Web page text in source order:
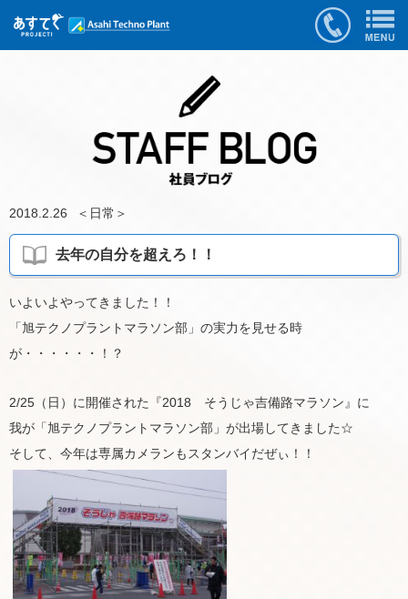
2018.2.26 ＜ 日常 ＞
去年の自分を超えろ！！
いよいよやってきました！！
「旭テクノプラントマラソン部」の実力を見せる時
が・・・・・・！？
2/25（日）に開催された『2018 そうじゃ吉備路マラソン』に
我が「旭テクノプラントマラソン部」が出場してきました☆
そして、今年は専属カメランもスタンバイだぜぃ！！